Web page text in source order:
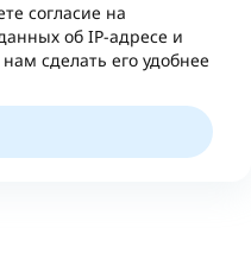
согласие на
об IP-адресе и
сделать его удобнее